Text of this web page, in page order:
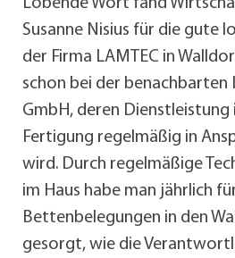
Susanne Nisius für die gute
der Firma LAMTEC in
schon bei der benachbarten
GmbH, deren Dienstleistung
Fertigung regelmäßig in
wird. Durch regelmäßige
im Haus habe man jährlich
Bettenbelegungen in den
gesorgt, wie die